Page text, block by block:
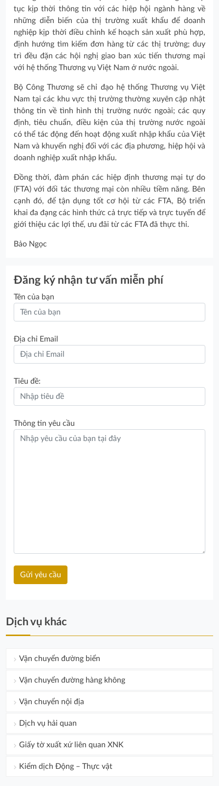
tục kịp thời thông tin với các hiệp hội ngành hàng về
những diễn biến của thị trường xuất khẩu để doanh
nghiệp kịp thời điều chỉnh kế hoạch sản xuất phù hợp,
định hướng tìm kiếm đơn hàng từ các thị trường; duy
trì đều đặn các hội nghị giao ban xúc tiến thương mại
với hệ thống Thương vụ Việt Nam ở nước ngoài.
Bộ Công Thương sẽ chỉ đạo hệ thống Thương vụ Việt
Nam tại các khu vực thị trường thường xuyên cập nhật
thông tin về tình hình thị trường nước ngoài; các quy
định, tiêu chuẩn, điều kiện của thị trường nước ngoài
có thể tác động đến hoạt động xuất nhập khẩu của Việt
Nam và khuyến nghị đối với các địa phương, hiệp hội và
doanh nghiệp xuất nhập khẩu.
Đồng thời, đàm phán các hiệp định thương mại tự do
(FTA) với đối tác thương mại còn nhiều tiềm năng. Bên
cạnh đó, để tận dụng tốt cơ hội từ các FTA, Bộ triển
khai đa đạng các hình thức cả trực tiếp và trực tuyến để
giới thiệu các lợi thế, ưu đãi từ các FTA đã thực thi.
Bảo Ngọc
Đăng ký nhận tư vấn miễn phí
Tên của bạn
Địa chỉ Email
Tiêu đề:
Thông tin yêu cầu
Dịch vụ khác
Vận chuyển đường biển
Vận chuyển đường hàng không
Vận chuyển nội địa
Dịch vụ hải quan
Giấy tờ xuất xứ liên quan XNK
Kiểm dịch Động – Thực vật